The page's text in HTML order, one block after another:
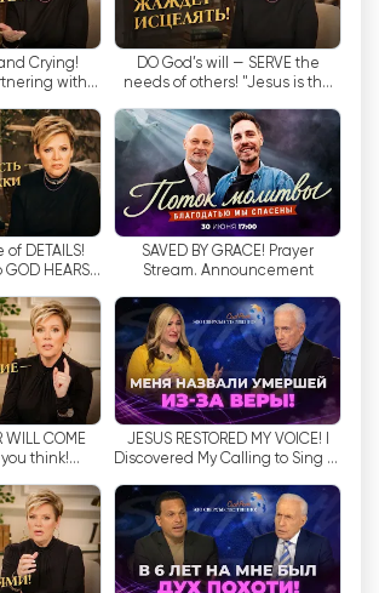
텐츠를 즐기고 영적인 영감을 얻을 수
많은 사람들이 이동에 제한을 받는
에 특히 중요합니다.
은 시청자와 소통하고 쌍방향 커뮤니케
키는 데 적극적으로 참여하고 있습니
시간으로 질문하고 발표자 및 전문가
받을 수 있는 기회를 제공합니다. 또
자와의 상호 작용을 유지하기 위해 다
와 프로모션을 개최합니다.
TV 채널이 아니라 영성, 사랑, 지원의
. 사람들이 내면의 평화를 찾고 가족과
로운 관계를 구축하는 방법을 배우도
안되었습니다. 사명과 시청자와의 열
TBN은 계속해서 많은 사람들의 영적
향을 미치는 선도적인 기독교 텔레비전
니다.
실시간 무료보기
Crying!
with
DO God’s will — SERVE the
needs of others! "Jesus is the
DETAILS!
GOD HEARS
SAVED BY GRACE! Prayer
Stream. Announcement
WILL COME
you think!
is...
JESUS RESTORED MY VOICE! I
Discovered My Calling to Sing at
Supernatural!"